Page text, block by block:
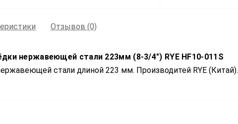
Отзывов (0)
нержавеющей стали 223мм (8-3/4″) RYE HF10-011S
стали длиной 223 мм. Производитей RYE (Китай).